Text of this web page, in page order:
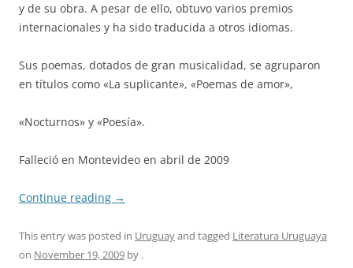
y de su obra. A pesar de ello, obtuvo varios premios
internacionales y ha sido traducida a otros idiomas.
Sus poemas, dotados de gran musicalidad, se agruparon
en títulos como «La suplicante», «Poemas de amor»,
«Nocturnos» y «Poesía».
Falleció en Montevideo en abril de 2009
Continue reading →
This entry was posted in Uruguayand tagged Literatura Uruguaya
on November 19, 2009 by .